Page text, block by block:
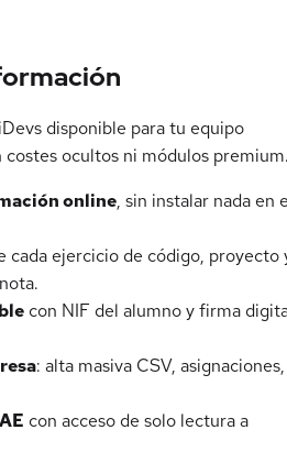
disponible para tu equipo
ocultos ni módulos
online, sin instalar nada en
cada ejercicio de código, proyecto
con NIF del alumno y firma
: alta masiva CSV, asignaciones,
con acceso de solo lectura a